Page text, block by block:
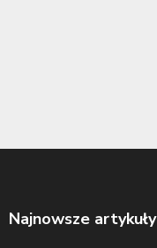
Najnowsze artykuły